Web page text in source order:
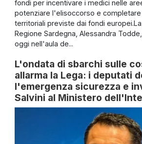
fondi per incentivare i medici nelle
potenziare l'elisoccorso e
territoriali previste dai fondi
Regione Sardegna, Alessandra
oggi nell'aula de...
L'ondata di sbarchi sulle
allarma la Lega: i deputati
l'emergenza sicurezza e
Salvini al Ministero